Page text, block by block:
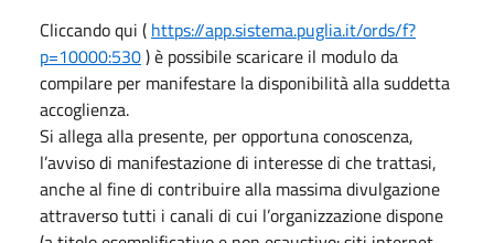
Cliccando qui ( https://app.sistema.puglia.it/ords/f?
p=10000:530) è possibile scaricare il modulo da
compilare per manifestare la disponibilità alla suddetta
accoglienza.
Si allega alla presente, per opportuna conoscenza,
l’avviso di manifestazione di interesse di che trattasi,
anche al fine di contribuire alla massima divulgazione
attraverso tutti i canali di cui l’organizzazione dispone